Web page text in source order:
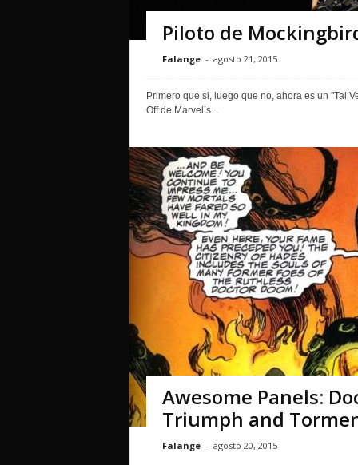
Piloto de
Falange - agosto 21, 2015
Primero que si, luego que no, ahora es un "Tal
Off de Marvel’s...
Awesome Panels:
Triumph and
Falange - agosto 20, 2015